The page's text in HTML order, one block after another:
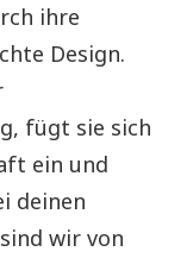
ihre
Design.
fügt sie sich
ein und
deinen
wir von